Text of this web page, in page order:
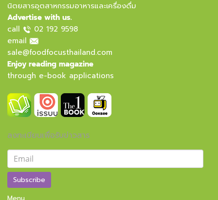
นิตยสารอุตสาหกรรมอาหารและเครื่องดื่ม
Advertise with us.
call
02 192 9598
email
sale@foodfocusthailand.com
Enjoy reading magazine
through e-book applications
ลงทะเบียนเพื่อรับข่าวสาร
Subscribe